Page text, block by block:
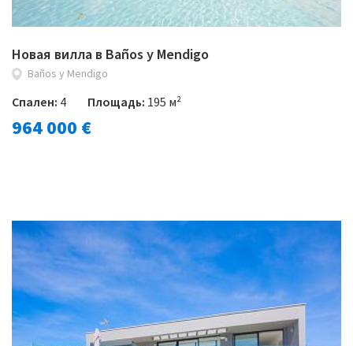
Новая вилла в Baños y Mendigo
Baños y Mendigo
Спален: 4 Площадь: 195 м²
964 000 €